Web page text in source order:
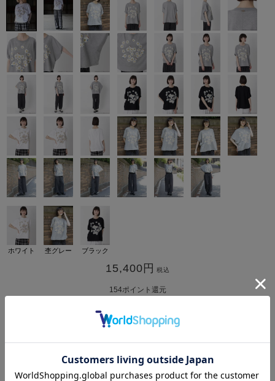
販サイト
ホワイト 杢グレー ブラック
15,400 円 税込
154ポイント還元
「HELLO KITTY」とのコラボアイテム。